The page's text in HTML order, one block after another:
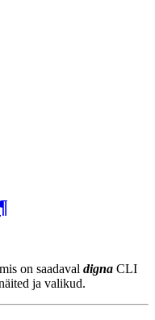
on saadaval digna CLI
ja valikud.